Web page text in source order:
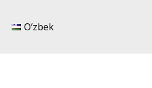
Oʻzbek